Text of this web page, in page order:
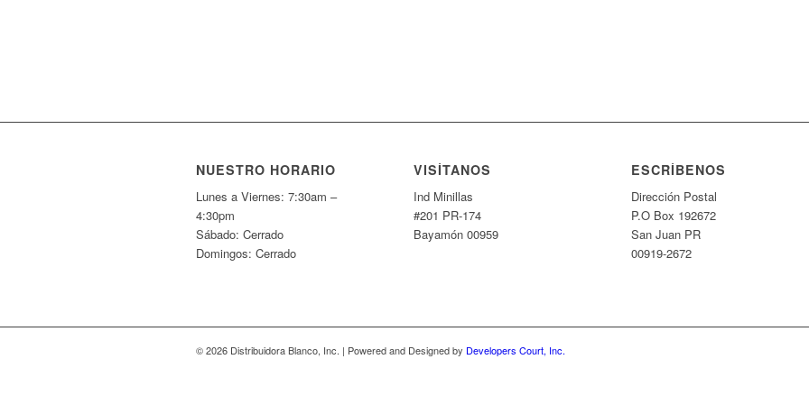
NUESTRO HORARIO
Lunes a Viernes: 7:30am –
4:30pm
Sábado: Cerrado
Domingos: Cerrado
VISÍTANOS
Ind Minillas
#201 PR-174
Bayamón 00959
ESCRÍBENOS
Dirección Postal
P.O Box 192672
San Juan PR
00919-2672
© 2026 Distribuidora Blanco, Inc. | Powered and Designed by Developers Court, Inc.